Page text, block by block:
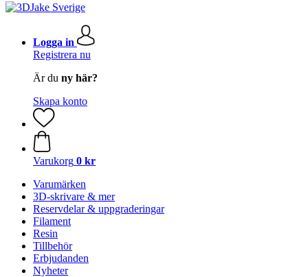
Logga in
Registrera nu
Är du ny här?
Skapa konto
Varukorg 0 kr
Varumärken
3D-skrivare & mer
Reservdelar & uppgraderingar
Filament
Resin
Tillbehör
Erbjudanden
Nyheter